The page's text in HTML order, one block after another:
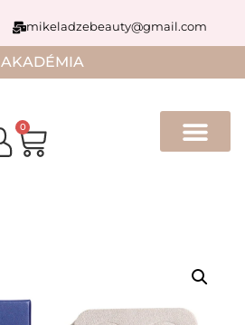
mikeladzebeauty@gmail.com
AKADÉMIA
0